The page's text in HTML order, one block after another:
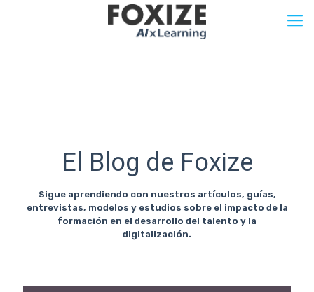
El Blog de Foxize
Sigue aprendiendo con nuestros artículos, guías,
entrevistas, modelos y estudios sobre el impacto de la
formación en el desarrollo del talento y la
digitalización.